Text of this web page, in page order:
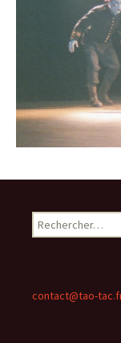
Rechercher :
contact@tao-